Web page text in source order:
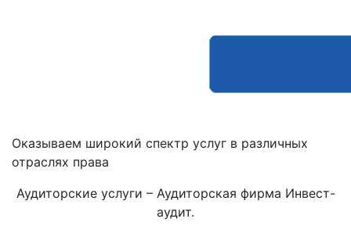
Оказываем широкий спектр услуг в различных
отраслях права
Аудиторские услуги – Аудиторская фирма Инвест-
аудит.